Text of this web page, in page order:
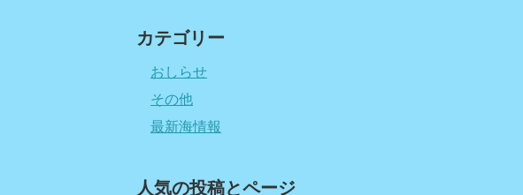
カテゴリー
おしらせ
その他
最新海情報
人気の投稿とページ